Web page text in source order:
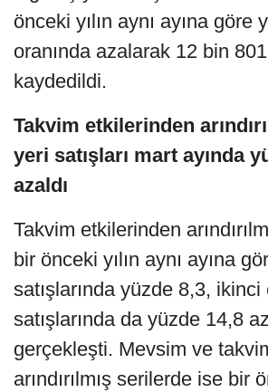
önceki yılın aynı ayına göre
oranında azalarak 12 bin
kaydedildi.
Takvim etkilerinden
yeri satışları mart ayında
azaldı
Takvim etkilerinden
bir önceki yılın aynı ayına
satışlarında yüzde 8,3,
satışlarında da yüzde 14,8
gerçekleşti. Mevsim ve
arındırılmış serilerde ise bir